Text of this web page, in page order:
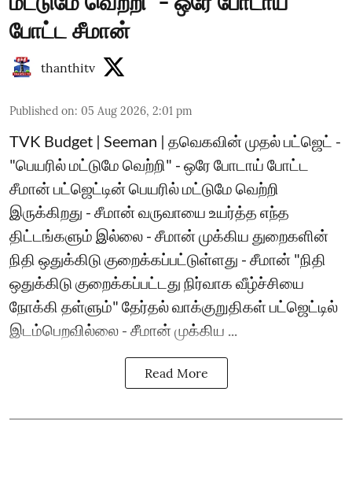
போட்ட சீமான்
thanthitv
Published on: 05 Aug 2026, 2:01 pm
TVK Budget | Seeman | தவெகவின் முதல் பட்ஜெட் -
"பெயரில் மட்டுமே வெற்றி" - ஒரே போடாய் போட்ட
சீமான் பட்ஜெட்டின் பெயரில் மட்டுமே வெற்றி
இருக்கிறது - சீமான் வருவாயை உயர்த்த எந்த
திட்டங்களும் இல்லை - சீமான் முக்கிய துறைகளின்
நிதி ஒதுக்கிடு குறைக்கப்பட்டுள்ளது - சீமான் "நிதி
ஒதுக்கிடு குறைக்கப்பட்டது நிர்வாக வீழ்ச்சியை
நோக்கி தள்ளும்" தேர்தல் வாக்குறுதிகள் பட்ஜெட்டில்
இடம்பெறவில்லை - சீமான் முக்கிய ...
Read More